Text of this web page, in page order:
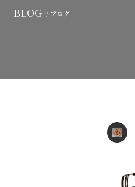
BLOG / ブログ